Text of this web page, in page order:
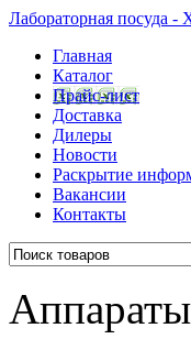
Лабораторная посуда -
Главная
Каталог
Прайс-лист
Доставка
Дилеры
Новости
Раскрытие
Вакансии
Контакты